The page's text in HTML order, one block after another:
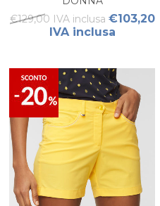
€129,00 IVA inclusa €103,20
IVA inclusa